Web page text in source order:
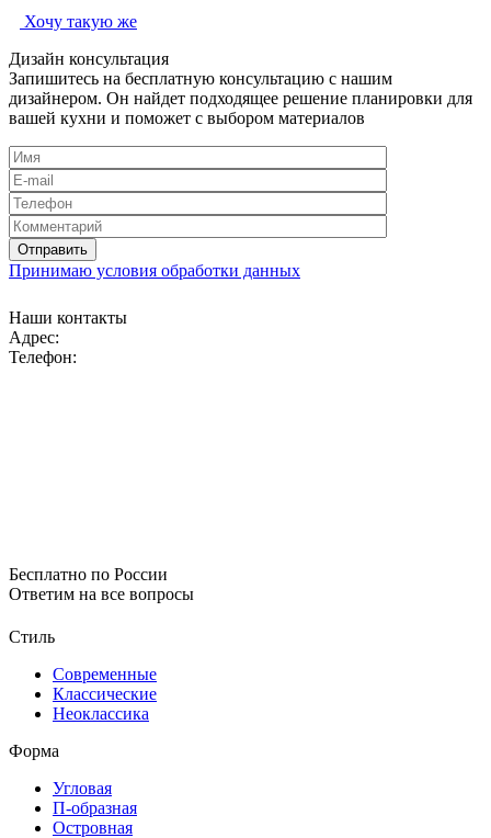
Хочу такую же
Дизайн консультация
Запишитесь на бесплатную консультацию с нашим
дизайнером. Он найдет подходящее решение планировки для
вашей кухни и поможет с выбором материалов
Принимаю условия обработки данных
Наши контакты
Адрес:
Телефон:
Бесплатно по России
Ответим на все вопросы
Стиль
Современные
Классические
Неоклассика
Форма
Угловая
П-образная
Островная